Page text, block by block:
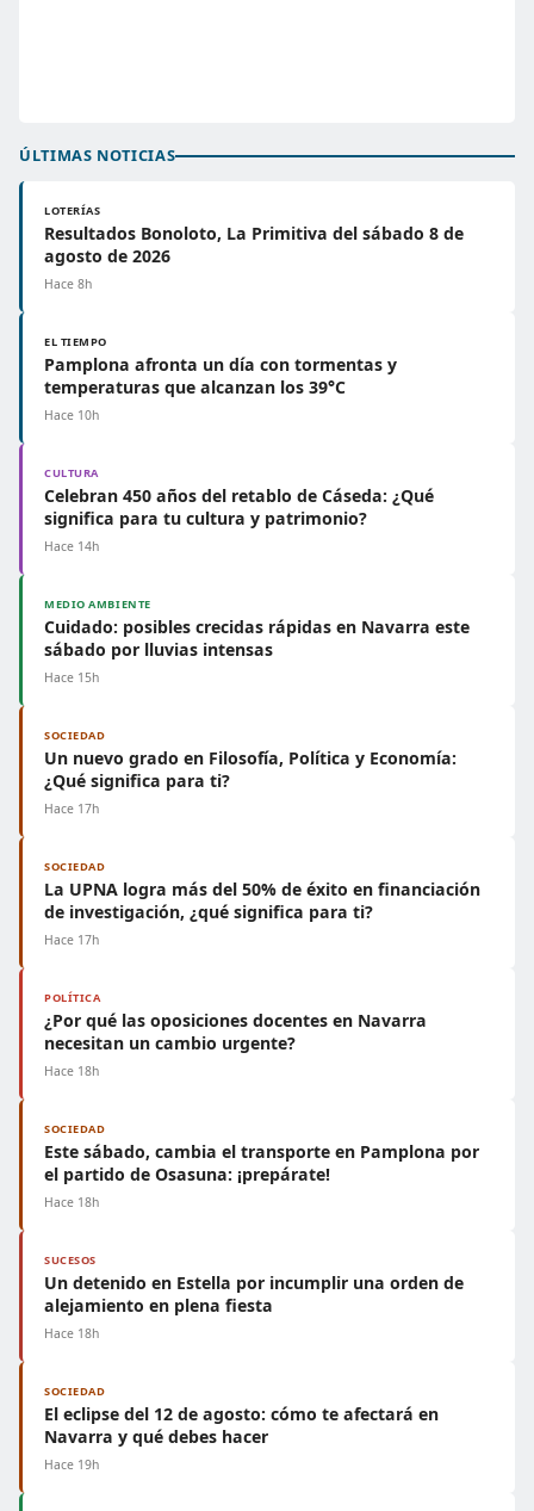
ÚLTIMAS NOTICIAS
LOTERÍAS
Resultados Bonoloto, La Primitiva del sábado 8 de
agosto de 2026
Hace 8h
EL TIEMPO
Pamplona afronta un día con tormentas y
temperaturas que alcanzan los 39°C
Hace 10h
CULTURA
Celebran 450 años del retablo de Cáseda: ¿Qué
significa para tu cultura y patrimonio?
Hace 14h
MEDIO AMBIENTE
Cuidado: posibles crecidas rápidas en Navarra este
sábado por lluvias intensas
Hace 15h
SOCIEDAD
Un nuevo grado en Filosofía, Política y Economía:
¿Qué significa para ti?
Hace 17h
SOCIEDAD
La UPNA logra más del 50% de éxito en financiación
de investigación, ¿qué significa para ti?
Hace 17h
POLÍTICA
¿Por qué las oposiciones docentes en Navarra
necesitan un cambio urgente?
Hace 18h
SOCIEDAD
Este sábado, cambia el transporte en Pamplona por
el partido de Osasuna: ¡prepárate!
Hace 18h
SUCESOS
Un detenido en Estella por incumplir una orden de
alejamiento en plena fiesta
Hace 18h
SOCIEDAD
El eclipse del 12 de agosto: cómo te afectará en
Navarra y qué debes hacer
Hace 19h